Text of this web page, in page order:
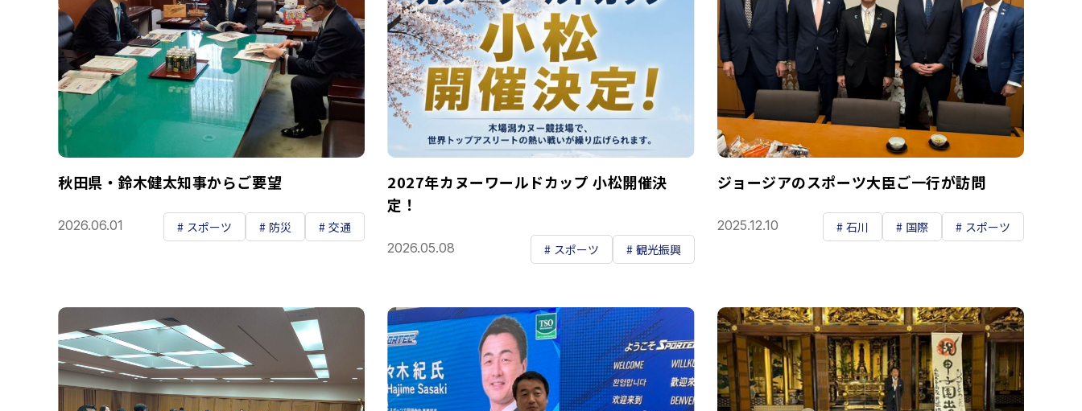
秋田県・鈴木健太知事からご要望
2026.06.01 スポーツ 防災 交通
2027年カヌーワールドカップ 小松開催決
定！
2026.05.08 スポーツ 観光振興
ジョージアのスポーツ大臣ご一行が訪問
2025.12.10 石川 国際 スポーツ